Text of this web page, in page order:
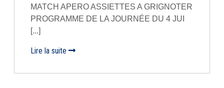
MATCH APERO ASSIETTES A GRIGNOTER
PROGRAMME DE LA JOURNÉE DU 4 JUI
[...]
Lire la suite